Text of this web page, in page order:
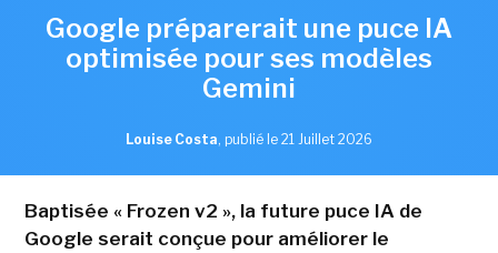
Google préparerait une puce IA
optimisée pour ses modèles
Gemini
Louise Costa, publié le 21 Juillet 2026
Baptisée « Frozen v2 », la future puce IA de
Google serait conçue pour améliorer le